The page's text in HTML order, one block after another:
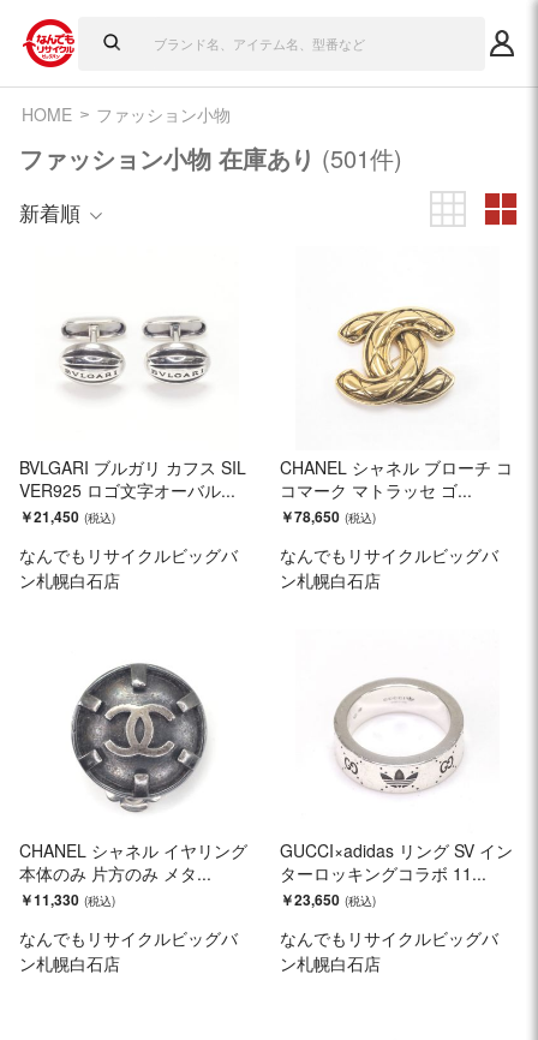
HOME ファッション小物
ファッション小物 在庫あり (501件)
新着順
BVLGARI ブルガリ カフス SIL
VER925 ロゴ文字オーバル...
￥21,450
なんでもリサイクルビッグバ
ン札幌白石店
CHANEL シャネル ブローチ コ
コマーク マトラッセ ゴ...
￥78,650
なんでもリサイクルビッグバ
ン札幌白石店
CHANEL シャネル イヤリング
本体のみ 片方のみ メタ...
￥11,330
なんでもリサイクルビッグバ
ン札幌白石店
GUCCI×adidas リング SV イン
ターロッキングコラボ 11...
￥23,650
なんでもリサイクルビッグバ
ン札幌白石店